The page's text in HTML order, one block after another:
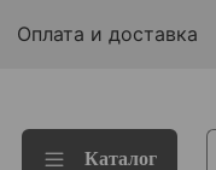
Оплата и доставка
Каталог